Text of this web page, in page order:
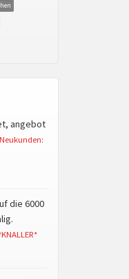
angebot
die 6000